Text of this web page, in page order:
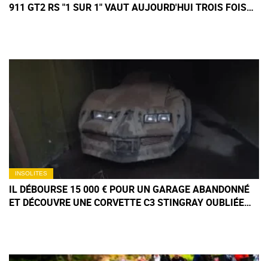
911 GT2 RS "1 SUR 1" VAUT AUJOURD'HUI TROIS FOIS
INSOLITES
IL DÉBOURSE 15 000 € POUR UN GARAGE ABANDONNÉ
ET DÉCOUVRE UNE CORVETTE C3 STINGRAY OUBLIÉE